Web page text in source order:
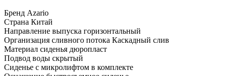
Бренд Azario
Страна Китай
Направление выпуска горизонтальный
Организация сливного потока Каскадный слив
Материал сиденья дюропласт
Подвод воды скрытый
Сиденье с микролифтом в комплекте